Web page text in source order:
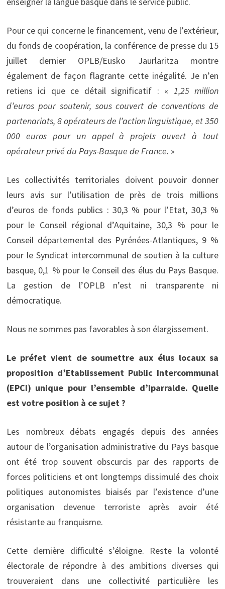
Pour ce qui concerne le financement, venu de l’extérieur,
du fonds de coopération, la conférence de presse du 15
juillet dernier OPLB/Eusko Jaurlaritza montre
également de façon flagrante cette inégalité. Je n’en
retiens ici que ce détail significatif : « 1,25 million
d’euros pour soutenir, sous couvert de conventions de
partenariats, 8 opérateurs de l’action linguistique, et 350
000 euros pour un appel à projets ouvert à tout
opérateur privé du Pays-Basque de France. »
Les collectivités territoriales doivent pouvoir donner
leurs avis sur l’utilisation de près de trois millions
d’euros de fonds publics : 30,3 % pour l’Etat, 30,3 %
pour le Conseil régional d’Aquitaine, 30,3 % pour le
Conseil départemental des Pyrénées-Atlantiques, 9 %
pour le Syndicat intercommunal de soutien à la culture
basque, 0,1 % pour le Conseil des élus du Pays Basque.
La gestion de l’OPLB n’est ni transparente ni
démocratique.
Nous ne sommes pas favorables à son élargissement.
Le préfet vient de soumettre aux élus locaux sa
proposition d’Etablissement Public Intercommunal
(EPCI) unique pour l’ensemble d’Iparralde. Quelle
est votre position à ce sujet ?
Les nombreux débats engagés depuis des années
autour de l’organisation administrative du Pays basque
ont été trop souvent obscurcis par des rapports de
forces politiciens et ont longtemps dissimulé des choix
politiques autonomistes biaisés par l’existence d’une
organisation devenue terroriste après avoir été
résistante au franquisme.
Cette dernière difficulté s’éloigne. Reste la volonté
électorale de répondre à des ambitions diverses qui
trouveraient dans une collectivité particulière les